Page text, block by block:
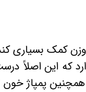
کمک بسیاری
که این اصلاً
پمپاژ